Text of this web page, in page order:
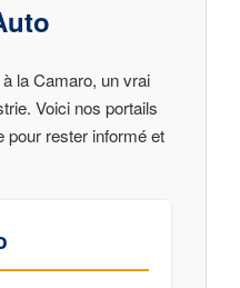
la Camaro, un vrai
Voici nos portails
pour rester informé et